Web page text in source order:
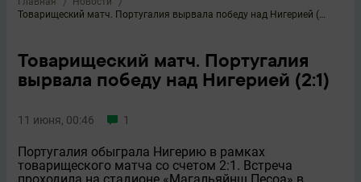
Товарищеский матч. Португалия вырвала победу над Нигерией (2:1)
Товарищеский матч. Португалия
вырвала победу над Нигерией (2:1)
11 июня, 00:46 1
Португалия обыграла Нигерию в рамках
товарищеского матча со счетом 2:1. Встреча